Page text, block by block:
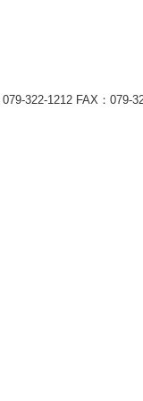
322-1212 FAX：079-